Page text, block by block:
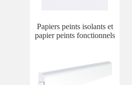
Papiers peints isolants et
papier peints fonctionnels